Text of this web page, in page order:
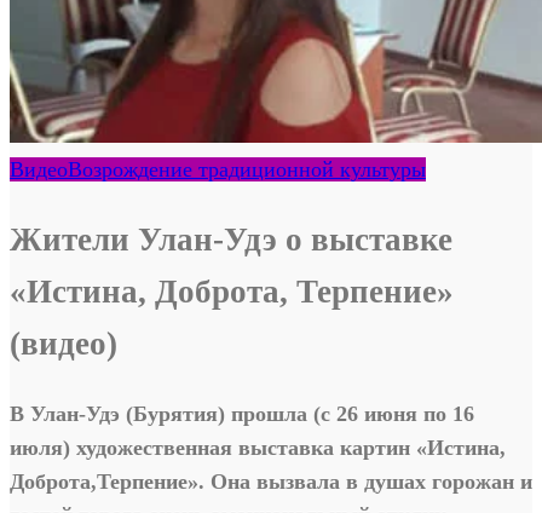
ВидеоВозрождение традиционной культуры
Жители Улан-Удэ о выставке
«Истина, Доброта, Терпение»
(видео)
В Улан-Удэ (Бурятия) прошла (с 26 июня по 16
июля) художественная выставка картин «Истина,
Доброта,Терпение». Она вызвала в душах горожан и